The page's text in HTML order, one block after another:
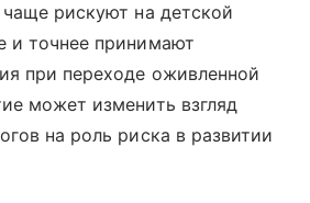
рискуют на детской
и точнее принимают
при переходе оживленной
может изменить взгляд
на роль риска в развитии